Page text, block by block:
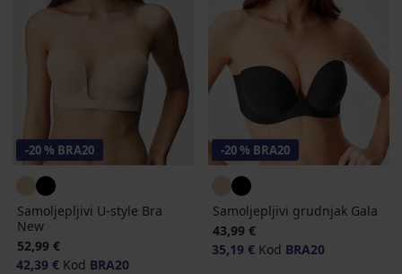
-20 % BRA20
Samoljepljivi U-style Bra
New
52,99 €
42,39 € Kod BRA20
-20 % BRA20
Samoljepljivi grudnjak Gala
43,99 €
35,19 € Kod BRA20